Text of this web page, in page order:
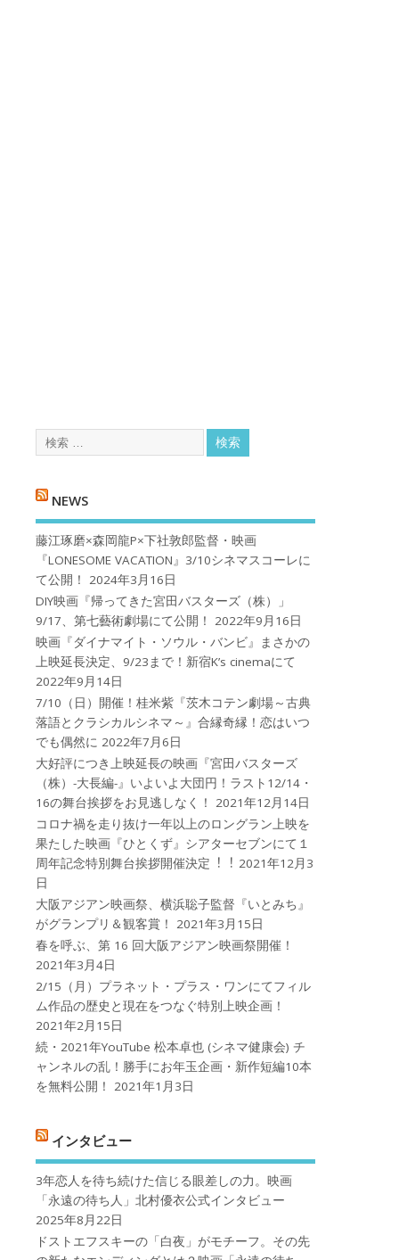
NEWS
藤江琢磨×森岡龍P×下社敦郎監督・映画
『LONESOME VACATION』3/10シネマスコーレに
て公開！
2024年3月16日
DIY映画『帰ってきた宮田バスターズ（株）」
9/17、第七藝術劇場にて公開！
2022年9月16日
映画『ダイナマイト・ソウル・バンビ』まさかの
上映延長決定、9/23まで！新宿K’s cinemaにて
2022年9月14日
7/10（日）開催！桂米紫『茨木コテン劇場～古典
落語とクラシカルシネマ～』合縁奇縁！恋はいつ
でも偶然に 2022年7月6日
大好評につき上映延長の映画『宮田バスターズ
（株）-大長編-』いよいよ大団円！ラスト12/14・
16の舞台挨拶をお見逃しなく！
2021年12月14日
コロナ禍を⾛り抜け⼀年以上のロングラン上映を
果たした映画『ひとくず』シアターセブンにて１
周年記念特別舞台挨拶開催決定︕︕ 2021年12月3
日
大阪アジアン映画祭、横浜聡子監督『いとみち』
がグランプリ＆観客賞！
2021年3月15日
春を呼ぶ、第 16 回大阪アジアン映画祭開催！
2021年3月4日
2/15（月）プラネット・プラス・ワンにてフィル
ム作品の歴史と現在をつなぐ特別上映企画！
2021年2月15日
続・2021年YouTube 松本卓也 (シネマ健康会) チ
ャンネルの乱！勝手にお年玉企画・新作短編10本
を無料公開！
2021年1月3日
インタビュー
3年恋人を待ち続けた信じる眼差しの力。映画
「永遠の待ち人」北村優衣公式インタビュー
2025年8月22日
ドストエフスキーの「白夜」がモチーフ。その先